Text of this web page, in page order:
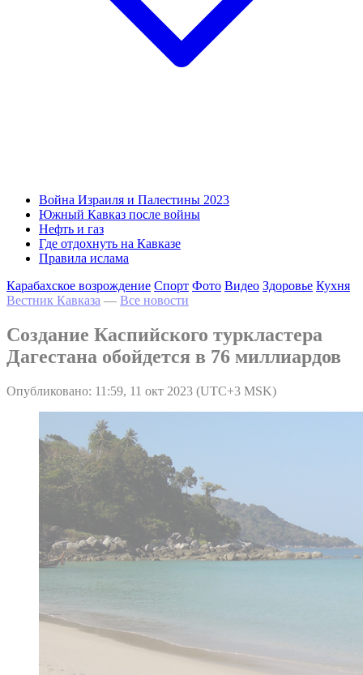
Война Израиля и Палестины 2023
Южный Кавказ после войны
Нефть и газ
Где отдохнуть на Кавказе
Правила ислама
Карабахское возрождение Спорт Фото Видео Здоровье Кухня
Вестник Кавказа — Все новости
Создание Каспийского туркластера
Дагестана обойдется в 76 миллиардов
Опубликовано: 11:59, 11 окт 2023 (UTC+3 MSK)